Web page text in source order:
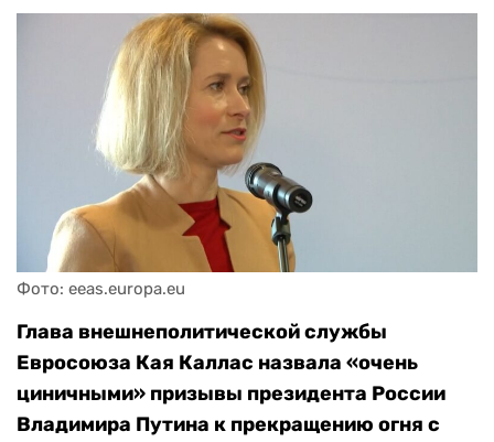
Фото: eeas.europa.eu
Глава внешнеполитической службы
Евросоюза Кая Каллас назвала «очень
циничными» призывы президента России
Владимира Путина к прекращению огня с